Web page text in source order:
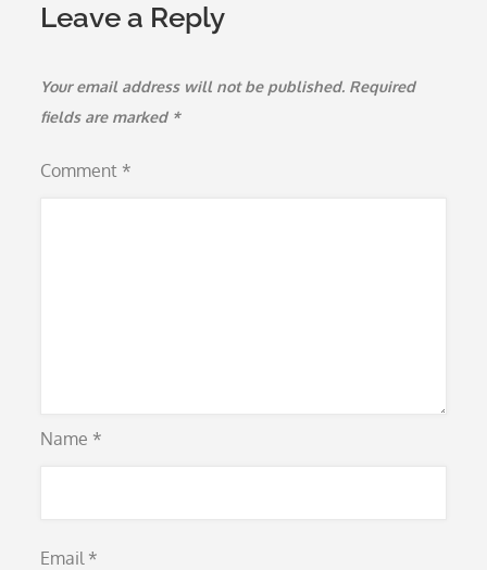
Leave a Reply
Your email address will not be published. Required
fields are marked *
Comment *
Name *
Email *